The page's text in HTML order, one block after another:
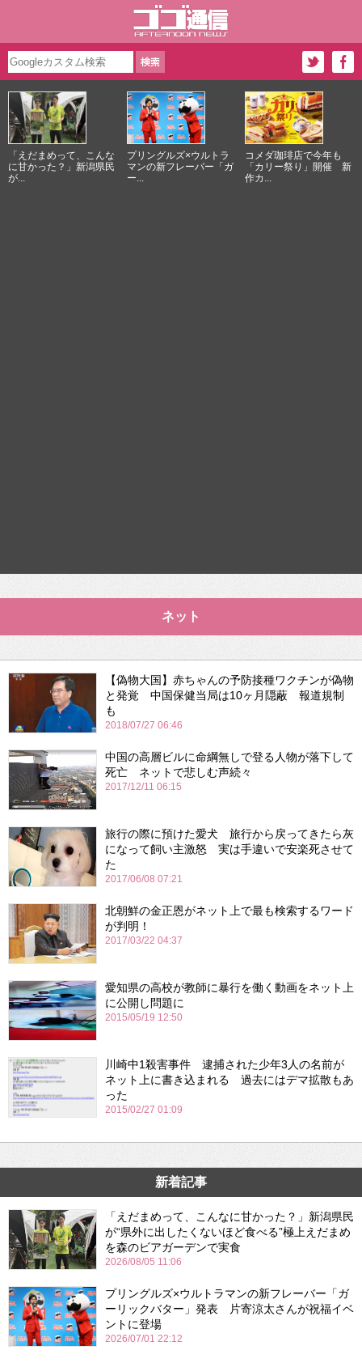
「えだまめって、こんな
に甘かった？」新潟県民
が...
プリングルズ×ウルトラ
マンの新フレーバー「ガ
ー...
コメダ珈琲店で今年も
「カリー祭り」開催 新
作カ...
ネット
【偽物大国】赤ちゃんの予防接種ワクチンが偽物
と発覚 中国保健当局は10ヶ月隠蔽 報道規制
も
2018/07/27 06:46
中国の高層ビルに命綱無しで登る人物が落下して
死亡 ネットで悲しむ声続々
2017/12/11 06:15
旅行の際に預けた愛犬 旅行から戻ってきたら灰
になって飼い主激怒 実は手違いで安楽死させて
た
2017/06/08 07:21
北朝鮮の金正恩がネット上で最も検索するワード
が判明！
2017/03/22 04:37
愛知県の高校が教師に暴行を働く動画をネット上
に公開し問題に
2015/05/19 12:50
川崎中1殺害事件 逮捕された少年3人の名前が
ネット上に書き込まれる 過去にはデマ拡散もあ
った
2015/02/27 01:09
新着記事
「えだまめって、こんなに甘かった？」新潟県民
が“県外に出したくないほど食べる”極上えだまめ
を森のビアガーデンで実食
2026/08/05 11:06
プリングルズ×ウルトラマンの新フレーバー「ガ
ーリックバター」発表 片寄涼太さんが祝福イベ
ントに登場
2026/07/01 22:12